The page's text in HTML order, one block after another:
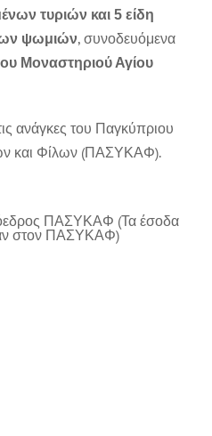
τυριών και 5 είδη
ψωμιών, συνοδευόμενα
Μοναστηριού Αγίου
ανάγκες του Παγκύπριου
και Φίλων (ΠΑΣΥΚΑΦ).
ΠΑΣΥΚΑΦ (Τα έσοδα
στον ΠΑΣΥΚΑΦ)